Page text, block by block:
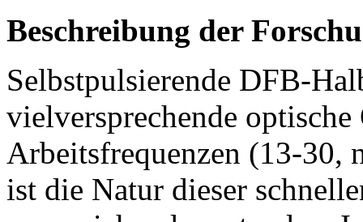
Beschreibung der
Selbstpulsierende DFB-
vielversprechende
Arbeitsfrequenzen (13-30,
ist die Natur dieser